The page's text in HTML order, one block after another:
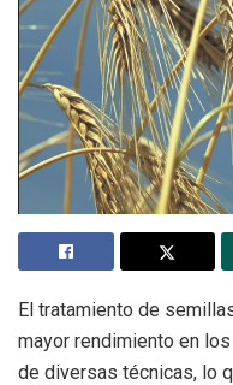
El tratamiento de
mayor rendimiento en
de diversas técnicas, lo